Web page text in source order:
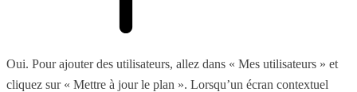
Oui. Pour ajouter des utilisateurs, allez dans « Mes utilisateurs » et
cliquez sur « Mettre à jour le plan ». Lorsqu’un écran contextuel